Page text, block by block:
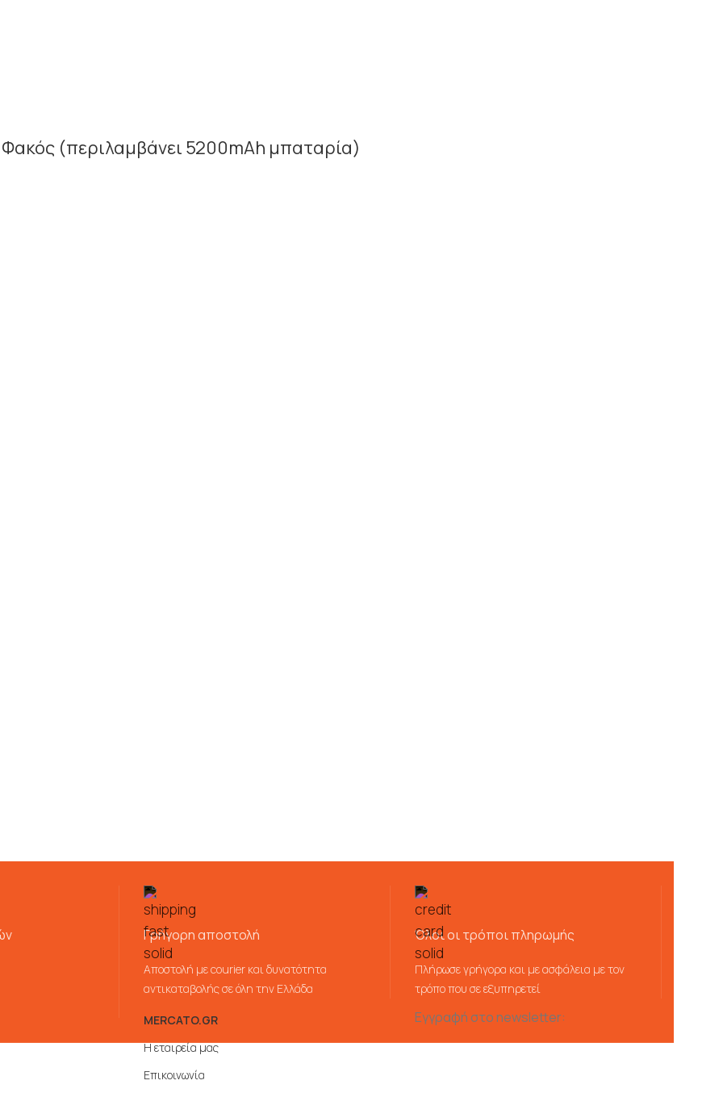
(περιλαμβάνει 5200mAh μπαταρία)
Γρήγορη αποστολή
Αποστολή με courier και δυνατότητα
αντικαταβολής σε όλη την Ελλάδα
Όλοι οι τρόποι πληρωμής
Πλήρωσε γρήγορα και με ασφάλεια με τον
τρόπο που σε εξυπηρετεί
MERCATO.GR
Η εταιρεία μας
Επικοινωνία
Εγγραφή στο newsletter: